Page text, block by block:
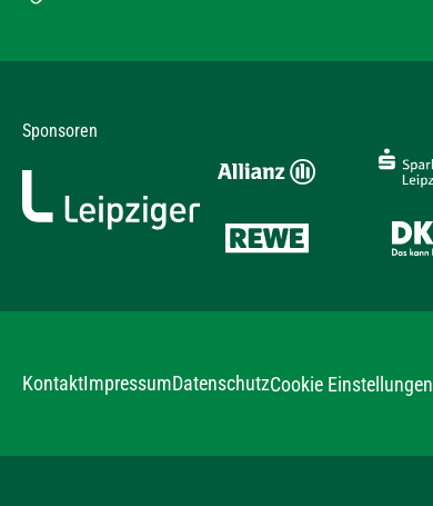
Sponsoren
KontaktImpressumDatenschutzCookie Einstellungen